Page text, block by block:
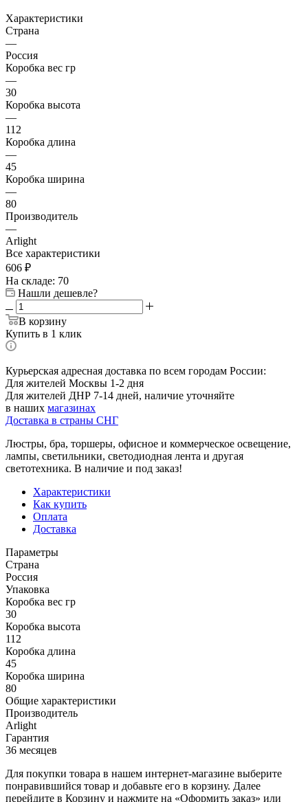
Характеристики
Страна
—
Россия
Коробка вес гр
—
30
Коробка высота
—
112
Коробка длина
—
45
Коробка ширина
—
80
Производитель
—
Arlight
Все характеристики
606 ₽
На складе: 70
Нашли дешевле?
В корзину
Купить в 1 клик
Курьерская адресная доставка по всем городам России:
Для жителей Москвы 1-2 дня
Для жителей ДНР 7-14 дней, наличие уточняйте
в наших магазинах
Доставка в страны СНГ
Люстры, бра, торшеры, офисное и коммерческое освещение,
лампы, светильники, светодиодная лента и другая
светотехника. В наличие и под заказ!
Характеристики
Как купить
Оплата
Доставка
Параметры
Страна
Россия
Упаковка
Коробка вес гр
30
Коробка высота
112
Коробка длина
45
Коробка ширина
80
Общие характеристики
Производитель
Arlight
Гарантия
36 месяцев
Для покупки товара в нашем интернет-магазине выберите
понравившийся товар и добавьте его в корзину. Далее
перейдите в Корзину и нажмите на «Оформить заказ» или